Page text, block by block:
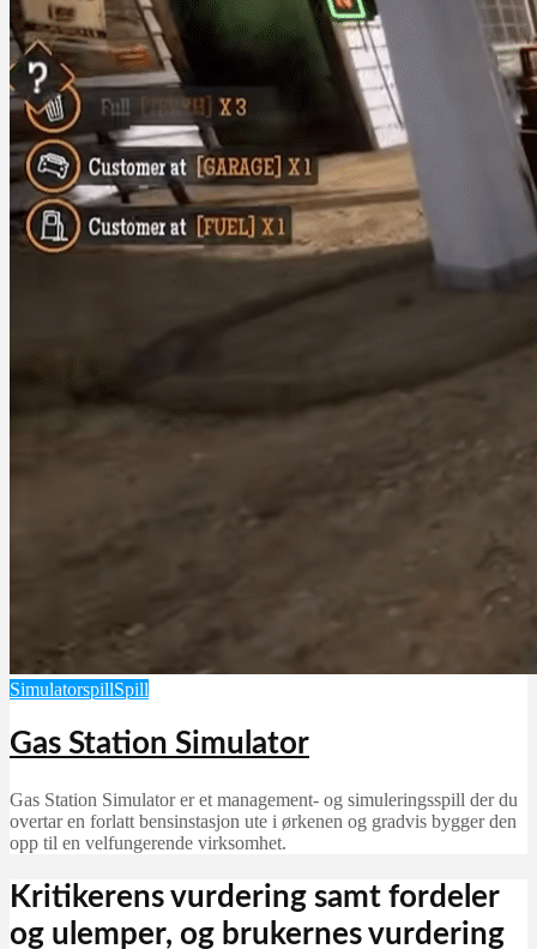
SimulatorspillSpill
Gas Station Simulator
Gas Station Simulator er et management- og simuleringsspill der du
overtar en forlatt bensinstasjon ute i ørkenen og gradvis bygger den
opp til en velfungerende virksomhet.
Kritikerens vurdering samt fordeler
og ulemper, og brukernes vurdering